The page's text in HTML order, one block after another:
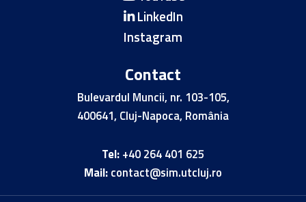
LinkedIn
Instagram
Contact
Bulevardul Muncii, nr. 103-105,
400641, Cluj-Napoca, România
Tel: +40 264 401 625
Mail: contact@sim.utcluj.ro